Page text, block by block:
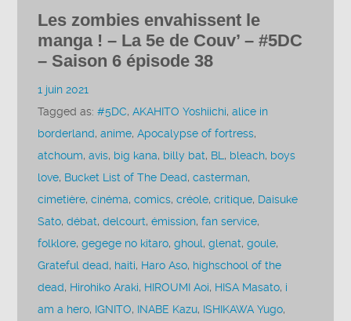
Les zombies envahissent le
manga ! – La 5e de Couv’ – #5DC
– Saison 6 épisode 38
1 juin 2021
Tagged as:#5DC,AKAHITO Yoshiichi,alice in
borderland,anime,Apocalypse of fortress,
atchoum,avis, big kana, billy bat, BL, bleach, boys
love, Bucket List of The Dead,casterman,
cimetière,cinéma,comics,créole,critique, Daisuke
Sato,débat,delcourt,émission,fan service,
folklore,gegege no kitaro,ghoul,glenat,goule,
Grateful dead, haiti, Haro Aso, highschool of the
dead, Hirohiko Araki, HIROUMI Aoi, HISA Masato, i
am a hero, IGNITO, INABE Kazu, ISHIKAWA Yugo,